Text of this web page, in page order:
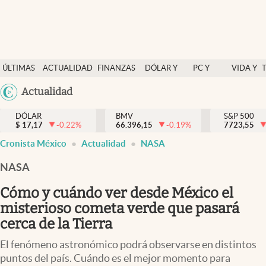
ÚLTIMAS
NOTICIAS
ACTUALIDAD
FINANZAS
DÓLAR Y
PC Y
VIDA Y
México
Actualidad
Actualidad
Finanzas y economía
Dólar y mercados
Pc y celular
Vida y estilo
Tv
DÓLAR
$ 17,17 -0.22%
BMV
66.396,15
-0.19%
S&P 500
7723,55
Cronista México Actualidad NASA
NASA
Cómo y cuándo ver desde México el
misterioso cometa verde que pasará
cerca de la Tierra
El fenómeno astronómico podrá observarse en distintos
puntos del país. Cuándo es el mejor momento para